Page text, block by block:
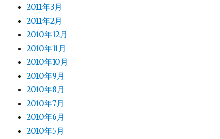
2011年3月
2011年2月
2010年12月
2010年11月
2010年10月
2010年9月
2010年8月
2010年7月
2010年6月
2010年5月